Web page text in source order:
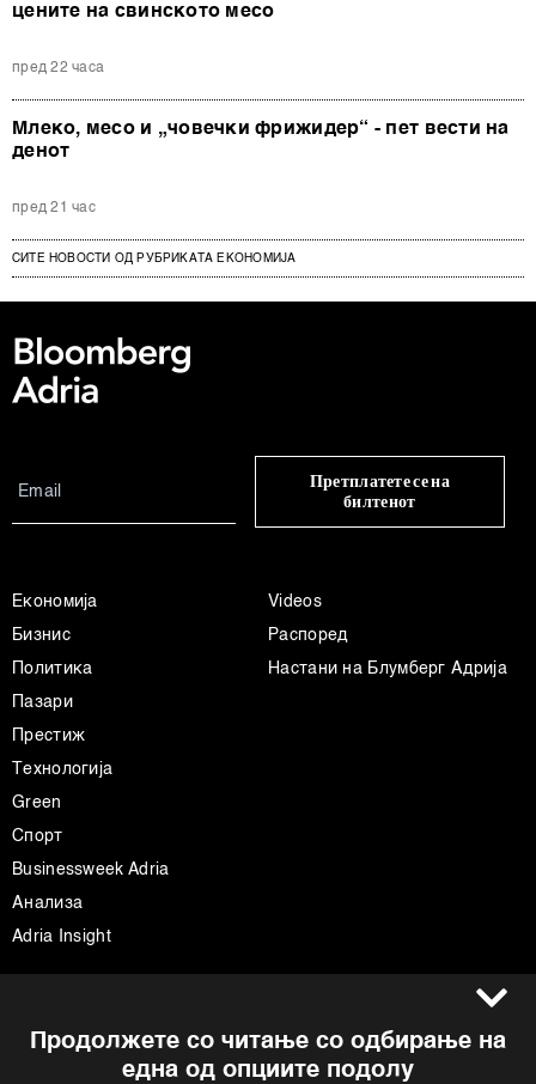
цените на свинското месо
пред 22 часа
Млеко, месо и „човечки фрижидер“ - пет вести на
денот
пред 21 час
СИТЕ НОВОСТИ ОД РУБРИКАТА ЕКОНОМИЈА
Продолжете со читање со одбирање на
една од опциите подолу
Претплатете се на
билтенот
Економија
Бизнис
Политика
Пазари
Престиж
Технологија
Green
Спорт
Businessweek Adria
Анализа
Adria Insight
Videos
Распоред
Настани на Блумберг Адрија
Импресум
Политика на приватност
Facebook
Instagram